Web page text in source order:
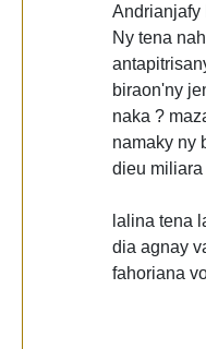
Andrianjafy
Ny tena
biraon'ny
naka ?
namaky ny
dieu miliara
lalina tena
dia agnay
fahoriana